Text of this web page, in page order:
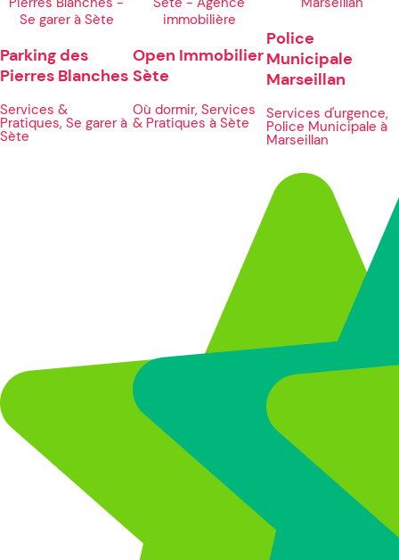
Parking des
Pierres Blanches
Services &
Pratiques, Se garer à
Sète
Open Immobilier
Sète
Où dormir, Services
& Pratiques à Sète
Police
Municipale
Marseillan
Services d'urgence,
Police Municipale à
Marseillan